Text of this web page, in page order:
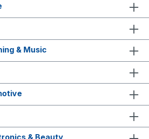
& Music
& Beauty